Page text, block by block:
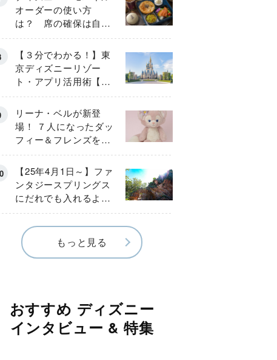
オーダーの使い方
は？ 席の確保は自分
で行う？
【３分でわかる！】東
京ディズニーリゾー
ト・アプリ活用術【グ
ループ作成＆スタンバ
イパス取得方法】
リーナ・ベルが新登
場！ ７人になったダッ
フィー＆フレンズを大
紹介
【25年4月1日～】ファ
ンタジースプリングス
にだれでも入れるよう
になった！ アトラク
ションはどう遊ぶ？
もっと見る
おすすめ ディズニー
インタビュー & 特集